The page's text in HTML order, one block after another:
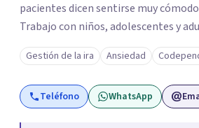
pacientes dicen sentirse muy
Trabajo con niños, adolescentes y
Gestión de la ira Ansiedad
Teléfono WhatsApp